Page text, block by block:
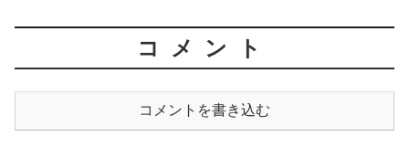
コメント
コメントを書き込む